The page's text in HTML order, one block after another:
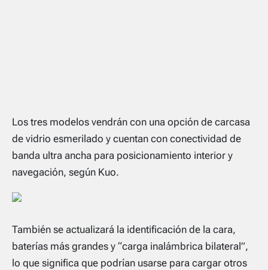
Los tres modelos vendrán con una opción de carcasa
de vidrio esmerilado y cuentan con conectividad de
banda ultra ancha para posicionamiento interior y
navegación, según Kuo.
También se actualizará la identificación de la cara,
baterías más grandes y “carga inalámbrica bilateral”,
lo que significa que podrían usarse para cargar otros